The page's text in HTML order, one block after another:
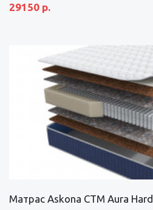
29150 р.
Матрас Askona СТМ Aura Hard